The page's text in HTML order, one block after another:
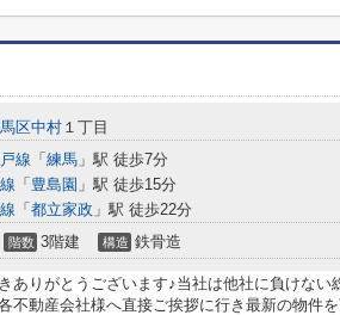
区中村 １丁目
線 「 練馬 」駅 徒歩7分
「 豊島園 」駅 徒歩15分
「 都立家政 」駅 徒歩22分
階数 3階建 構造 鉄骨造
ありがとうございます♪当社は他社に負けない
不動産会社様へ直接ご挨拶に行き最新の物件